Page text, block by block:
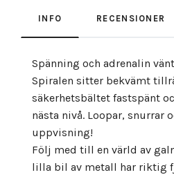
INFO RECENSIONER
Spänning och adrenalin
Spiralen sitter bekvämt
säkerhetsbältet fastspänt
nästa nivå. Loopar, snurrar
uppvisning!
Följ med till en värld av
lilla bil av metall har riktig